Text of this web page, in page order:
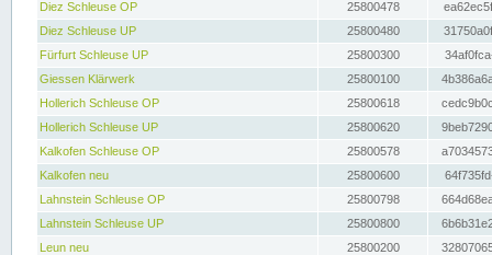
Diez Schleuse OP
25800478
Diez Schleuse UP
25800480
Fürfurt Schleuse UP
25800300
Giessen Klärwerk
25800100
Hollerich Schleuse OP
25800618
Hollerich Schleuse UP
25800620
Kalkofen Schleuse OP
25800578
Kalkofen neu
25800600
Lahnstein Schleuse OP
25800798
Lahnstein Schleuse UP
25800800
Leun neu
25800200